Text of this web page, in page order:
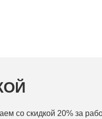
со скидкой 20% за